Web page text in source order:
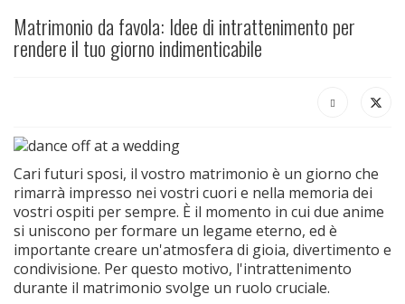
Matrimonio da favola: Idee di intrattenimento per
rendere il tuo giorno indimenticabile
Cari futuri sposi, il vostro matrimonio è un giorno che
rimarrà impresso nei vostri cuori e nella memoria dei
vostri ospiti per sempre. È il momento in cui due anime
si uniscono per formare un legame eterno, ed è
importante creare un'atmosfera di gioia, divertimento e
condivisione. Per questo motivo, l'intrattenimento
durante il matrimonio svolge un ruolo cruciale.